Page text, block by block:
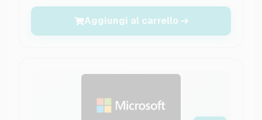
Aggiungi al carrello